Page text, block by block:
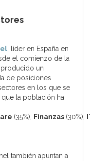
, líder en España en
el comienzo de la
un
de posiciones
en los que se
la población ha
(35%), Finanzas (30%),
también apuntan a